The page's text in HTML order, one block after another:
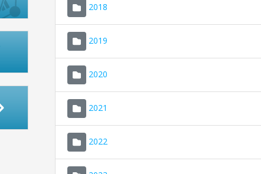
2018
2019
2020
2021
2022